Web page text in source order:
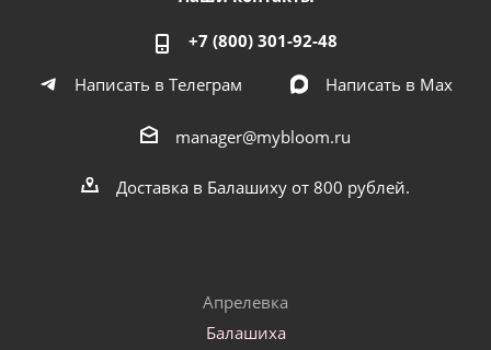
+7 (800) 301-92-48
Написать в Телеграм
Написать в Мах
manager@mybloom.ru
Доставка в Балашиху от 800 рублей.
Апрелевка
Балашиха